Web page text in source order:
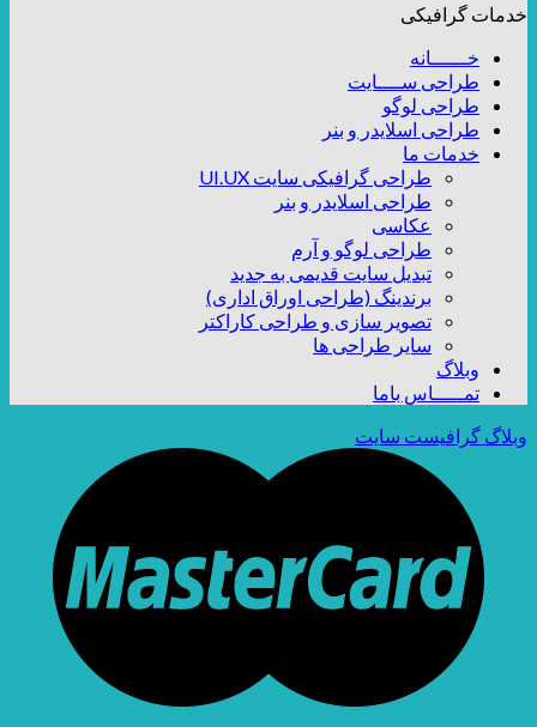
خدمات گرافیکی
خــــــانه
طراحی ســــایت
طراحی لوگو
طراحی اسلایدر و بنر
خدمات ما
طراحی گرافیکی سایت UI.UX
طراحی اسلایدر و بنر
عکاسی
طراحی لوگو و آرم
تبدیل سایت قدیمی به جدید
برندینگ (طراحی اوراق اداری)
تصویر سازی و طراحی کاراکتر
سایر طراحی ها
وبلاگ
تمـــــاس باما
وبلاگ گرافیست سایت